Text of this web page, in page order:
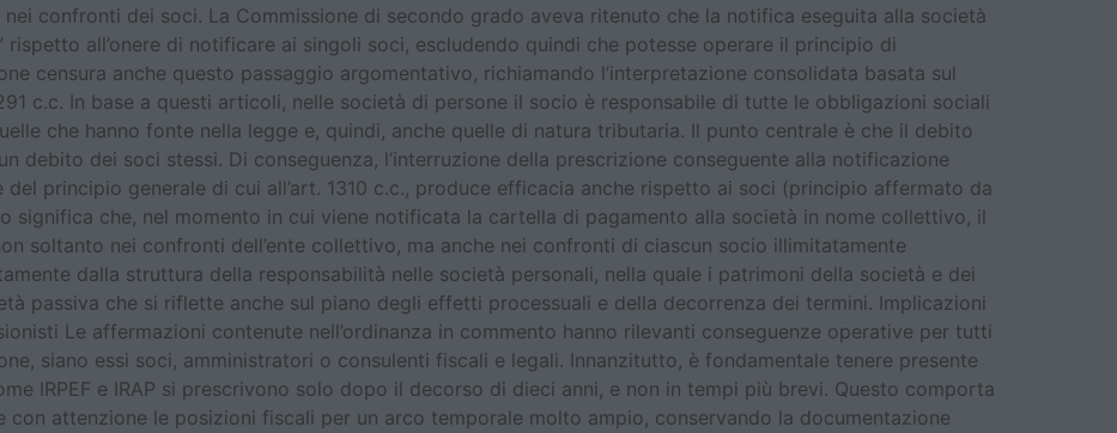
nei confronti dei soci. La Commissione di secondo grado aveva ritenuto che la notifica eseguita alla società
all’onere di notificare ai singoli soci, escludendo quindi che potesse operare il principio di
censura anche questo passaggio argomentativo, richiamando l’interpretazione consolidata basata sul
c.c. In base a questi articoli, nelle società di persone il socio è responsabile di tutte le obbligazioni sociali
che hanno fonte nella legge e, quindi, anche quelle di natura tributaria. Il punto centrale è che il debito
debito dei soci stessi. Di conseguenza, l’interruzione della prescrizione conseguente alla notificazione
principio generale di cui all’art. 1310 c.c., produce efficacia anche rispetto ai soci (principio affermato da
significa che, nel momento in cui viene notificata la cartella di pagamento alla società in nome collettivo, il
soltanto nei confronti dell’ente collettivo, ma anche nei confronti di ciascun socio illimitatamente
dalla struttura della responsabilità nelle società personali, nella quale i patrimoni della società e dei
passiva che si riflette anche sul piano degli effetti processuali e della decorrenza dei termini. Implicazioni
Le affermazioni contenute nell’ordinanza in commento hanno rilevanti conseguenze operative per tutti
siano essi soci, amministratori o consulenti fiscali e legali. Innanzitutto, è fondamentale tenere presente
IRPEF e IRAP si prescrivono solo dopo il decorso di dieci anni, e non in tempi più brevi. Questo comporta
attenzione le posizioni fiscali per un arco temporale molto ampio, conservando la documentazione